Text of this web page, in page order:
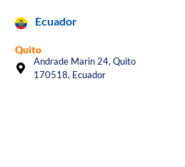
Ecuador
Quito
Andrade Marin 24, Quito
170518, Ecuador